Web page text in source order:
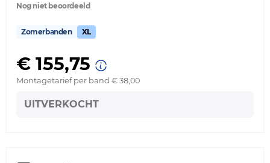
Nog niet beoordeeld
Zomerbanden XL
€ 155,75
Montagetarief per band € 38,00
UITVERKOCHT